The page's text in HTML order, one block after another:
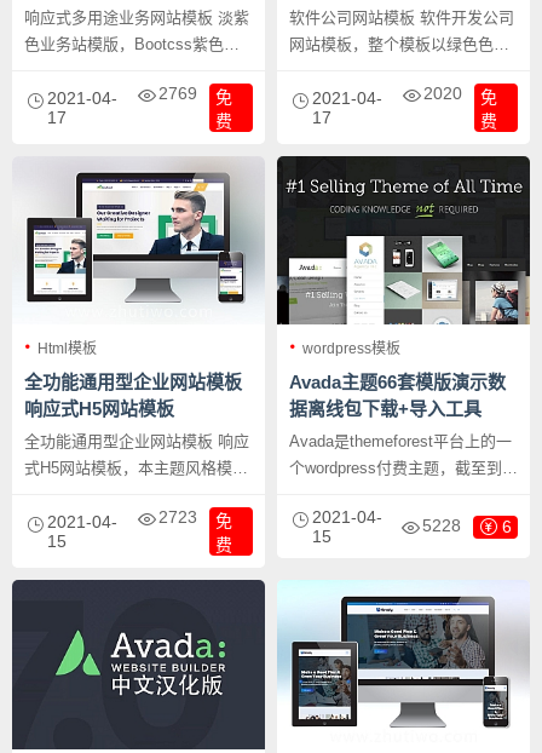
响应式多用途业务网站模板 淡紫
色业务站模版，Bootcss紫色风
Stbbiz2021-04-
17
2769
免
费
软件公司网站模板 软件开发公司
网站模板，整个模板以绿色色调
绍运营软件的好利器。
2021-04-
17
2020
免
费
Html模板
全功能通用型企业网站模板
响应式H5网站模板
全功能通用型企业网站模板 响应
式H5网站模板，本主题风格模板
有配色方案，可切换色调。
2021-04-
15
2723
免
费
wordpress模板
Avada主题66套模版演示数
据离线包下载+导入工具
Avada是themeforest平台上的一
个wordpress付费主题，截至到今
就这个数字而言，它是史上销量
高的wordpress付费主题，也是
元的主题。Avada的定价并不
贵，一个60美元，折合人民币
400元左右，一次性购买，终身
可以使用，购买附赠一个API
KEY，如果你使用盗版主题，将
不会得到主题升级和售后服务。
2021-04-
15
5228 6